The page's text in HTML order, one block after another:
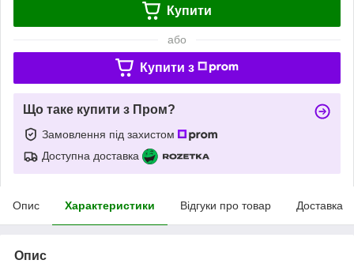
Купити
або
Купити з
Що таке купити з Пром?
Замовлення під захистом
Доступна доставка
Опис Характеристики Відгуки про товар Доставка
Опис